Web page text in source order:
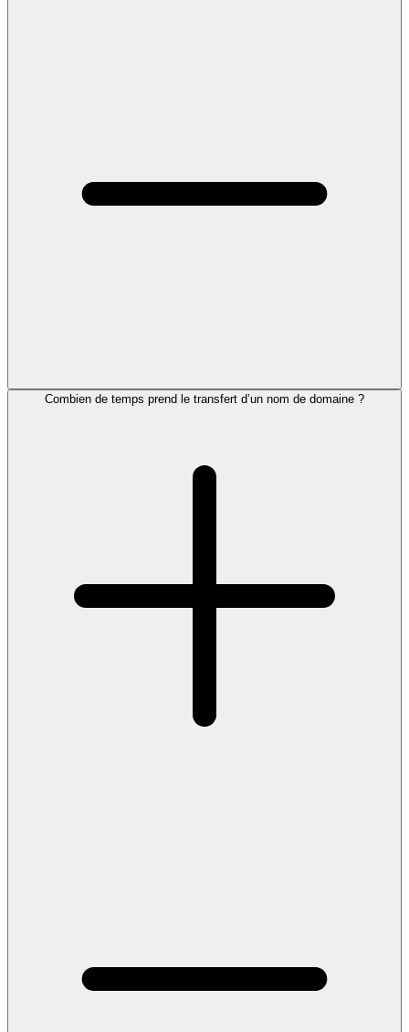
Combien de temps prend le transfert d’un nom de domaine ?